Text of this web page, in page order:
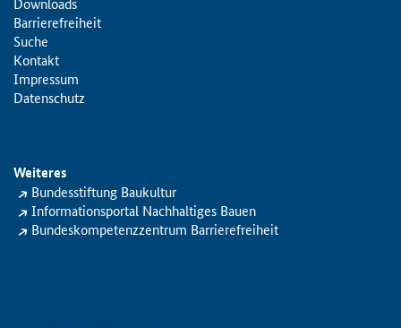
Barrierefreiheit
Suche
Kontakt
Impressum
Datenschutz
Weiteres
Bundesstiftung Baukultur
Informationsportal Nachhaltiges Bauen
Bundeskompetenzzentrum Barrierefreiheit